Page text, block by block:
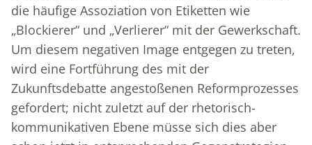
die häufige Assoziation von Etiketten wie
„Blockierer“ und „Verlierer“ mit der Gewerkschaft.
Um diesem negativen Image entgegen zu treten,
wird eine Fortführung des mit der
Zukunftsdebatte angestoßenen Reformprozesses
gefordert; nicht zuletzt auf der rhetorisch-
kommunikativen Ebene müsse sich dies aber